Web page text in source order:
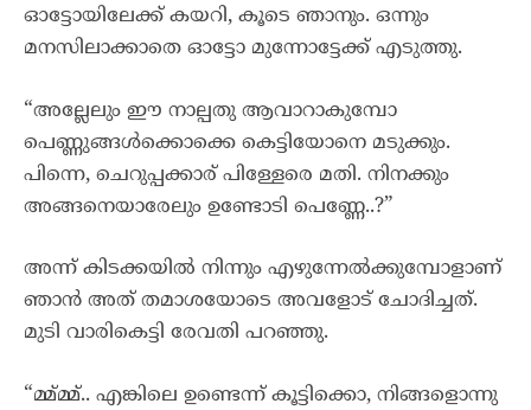
ഓട്ടോയിലേക്ക് കയറി, കൂടെ ഞാനും. ഒന്നും
മനസിലാക്കാതെ ഓട്ടോ മുന്നോട്ടേക്ക് എടുത്തു.
“അല്ലേലും ഈ നാല്പതു ആവാറാകുമ്പോ
പെണ്ണുങ്ങൾക്കൊക്കെ കെട്ടിയോനെ മടുക്കും.
പിന്നെ, ചെറുപ്പക്കാര് പിള്ളേരെ മതി. നിനക്കും
അങ്ങനെയാരേലും ഉണ്ടോടി പെണ്ണേ..?”
അന്ന് കിടക്കയിൽ നിന്നും എഴുന്നേൽക്കുമ്പോളാണ്
ഞാൻ അത് തമാശയോടെ അവളോട്‌ ചോദിച്ചത്.
മുടി വാരികെട്ടി രേവതി പറഞ്ഞു.
“മ്മ്മ്മ്.. എങ്കിലെ ഉണ്ടെന്ന് കൂട്ടിക്കൊ, നിങ്ങളൊന്നു